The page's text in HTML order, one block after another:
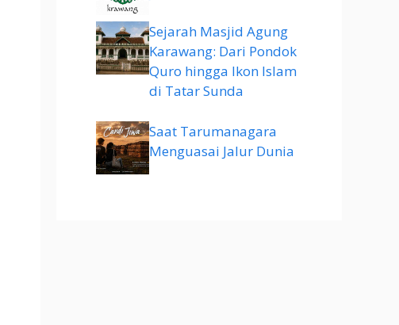
Sejarah Masjid Agung
Karawang: Dari Pondok
Quro hingga Ikon Islam
di Tatar Sunda
Saat Tarumanagara
Menguasai Jalur Dunia